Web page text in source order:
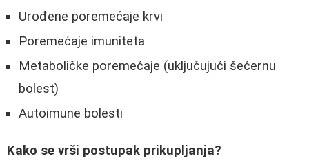
Urođene poremećaje krvi
Poremećaje imuniteta
Metaboličke poremećaje (uključujući šećernu
bolest)
Autoimune bolesti
Kako se vrši postupak prikupljanja?